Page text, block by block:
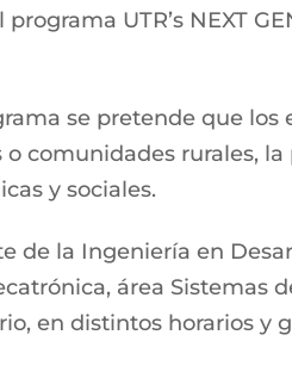
UTR’s NEXT
se pretende que
comunidades rurales,
y sociales.
de la Ingeniería en
área Sistemas
en distintos horarios y